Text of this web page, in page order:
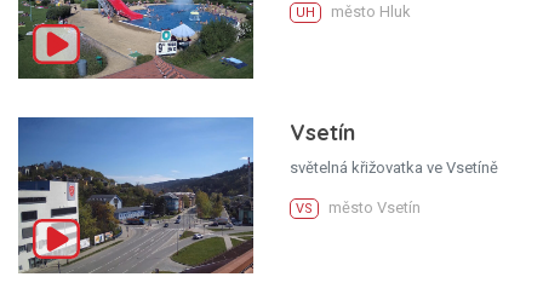
UH město Hluk
Vsetín
světelná křižovatka ve Vsetíně
VS město Vsetín